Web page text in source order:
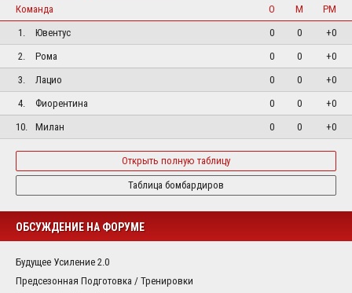
Команда О М
РМ
1.
Ювентус 0 0
+0
2.
Рома 0 0
+0
3.
Лацио 0 0
+0
4.
Фиорентина 0 0
+0
10.
Милан 0 0 +0
Открыть полную таблицу
Таблица бомбардиров
ОБСУЖДЕНИЕ НА ФОРУМЕ
Будущее Усиление 2.0
Предсезонная Подготовка / Тренировки